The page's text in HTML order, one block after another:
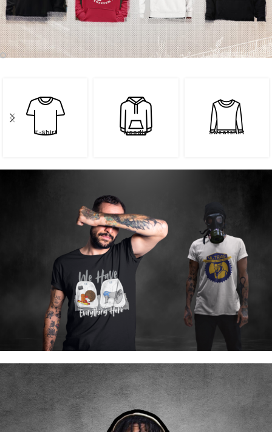
T-Shirt Hoodie Sweatshirt
ULTRAS MASK
Futbol Kültürünüzü Dışarı
Yansıtacaklar!